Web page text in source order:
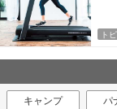
ト
キャンプ パ